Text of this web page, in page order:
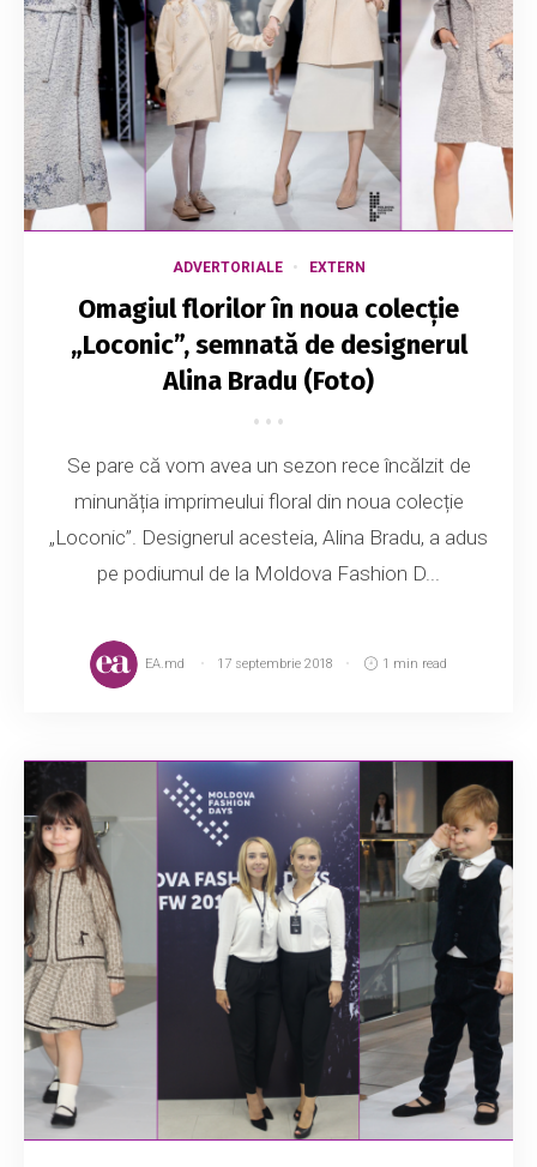
ADVERTORIALE EXTERN
Omagiul florilor în noua colecție
„Loconic”, semnată de designerul
Alina Bradu (Foto)
Se pare că vom avea un sezon rece încălzit de
minunăția imprimeului floral din noua colecție
„Loconic”. Designerul acesteia, Alina Bradu, a adus
pe podiumul de la Moldova Fashion D...
EA.md 17 septembrie 2018 1 min read